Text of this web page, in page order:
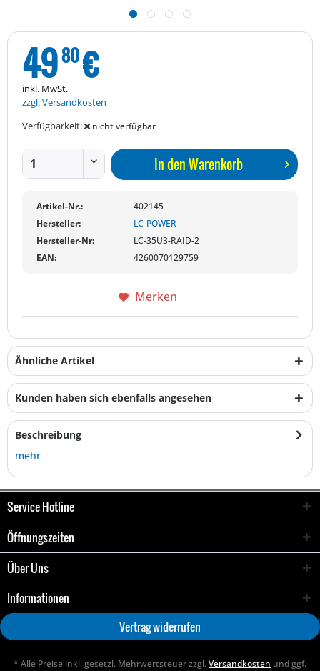
4980€
inkl. MwSt.
zzgl. Versandkosten
Verfügbarkeit:
nicht verfügbar
In denWarenkorb
Artikel-Nr.:
402145
Hersteller:
LC-POWER
Hersteller-Nr:
LC-35U3-RAID-2
EAN:
4260070129759
Merken
Ähnliche Artikel
Kunden haben sich ebenfalls angesehen
Beschreibung
mehr
Service Hotline
Öffnungszeiten
Über Uns
Informationen
Vertrag widerrufen
* Alle Preise inkl. gesetzl. Mehrwertsteuer zzgl.Versandkosten und ggf.